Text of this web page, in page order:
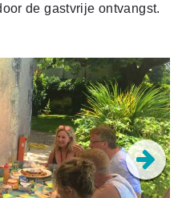
de gastvrije ontvangst.